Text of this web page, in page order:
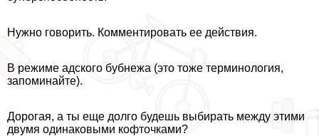
Нужно говорить. Комментировать ее действия.
В режиме адского бубнежа (это тоже терминология,
запоминайте).
Дорогая, а ты еще долго будешь выбирать между этими
двумя одинаковыми кофточками?